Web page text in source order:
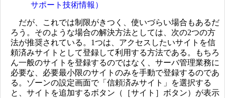
サポート技術情報）
だが、これでは制限がきつく、使いづらい場合もあるだ
ろう。そのような場合の解決方法としては、次の2つの方
法が推奨されている。1つは、アクセスしたいサイトを信
頼済みサイトとして登録して利用する方法である。もちろ
ん一般のサイトを登録するのではなく、サーバ管理業務に
必要な、必要最小限のサイトのみを手動で登録するのであ
る。ゾーンの設定画面で「信頼済みサイト」を選択する
と、サイトを追加するボタン（［サイト］ボタン）が表示